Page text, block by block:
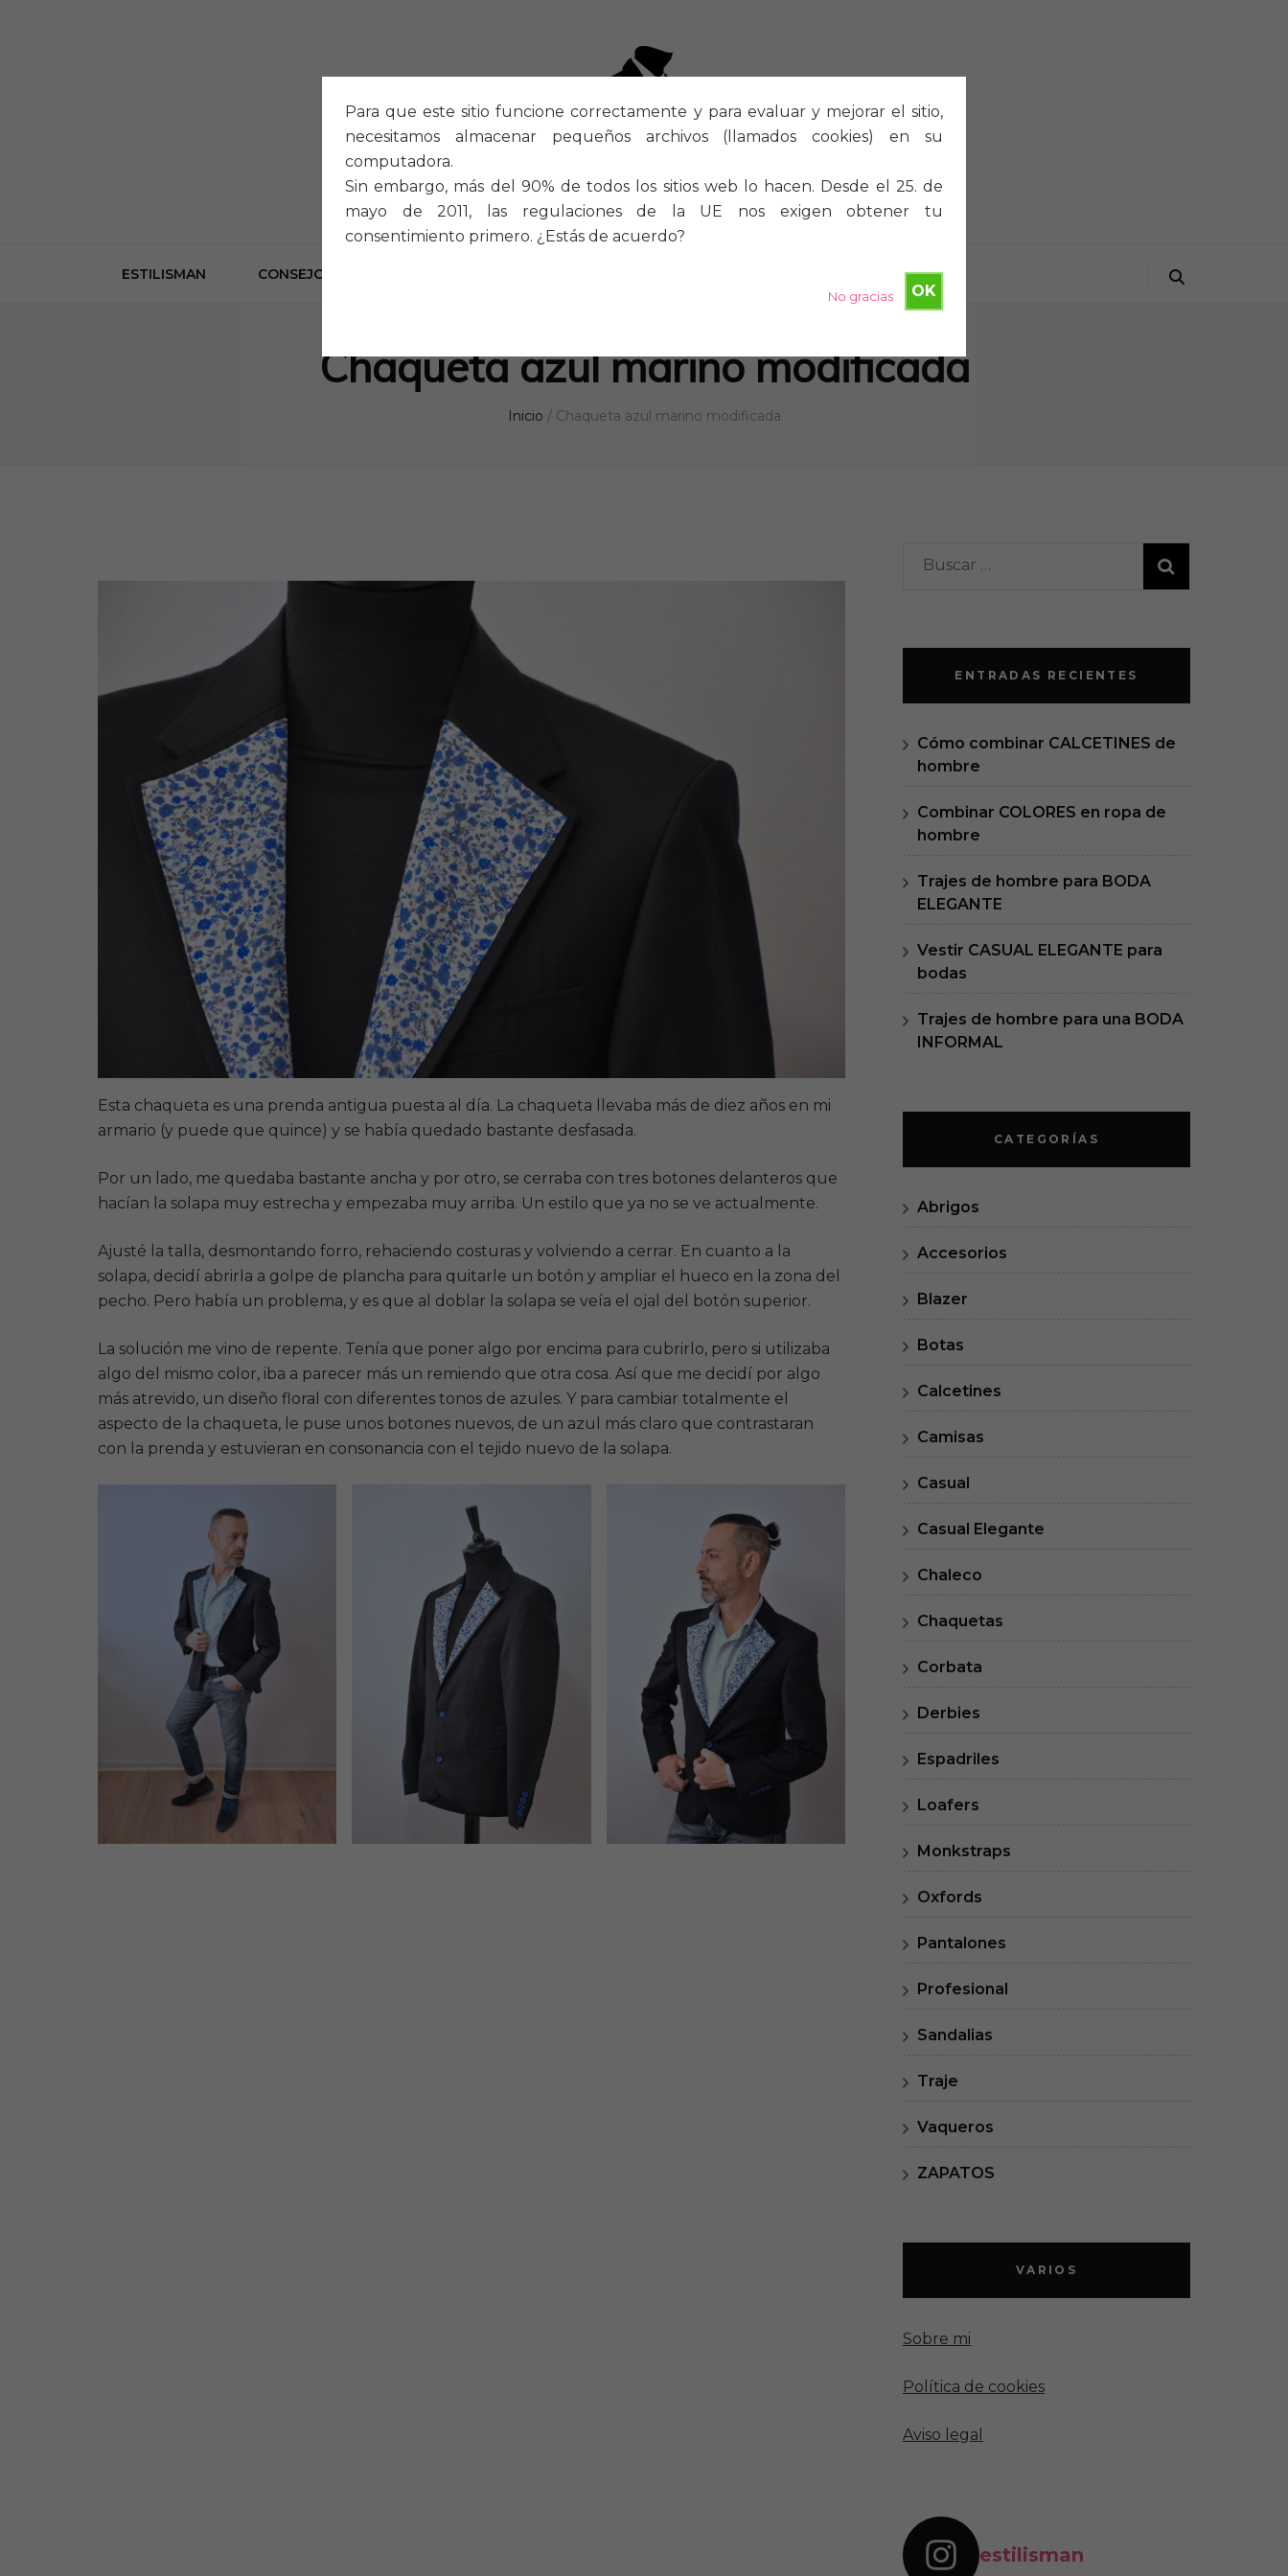
Para que este sitio funcione correctamente y para evaluar y mejorar el sitio,
necesitamos almacenar pequeños archivos (llamados cookies) en su
computadora.
Sin embargo, más del 90% de todos los sitios web lo hacen. Desde el 25. de
mayo de 2011, las regulaciones de la UE nos exigen obtener tu
consentimiento primero. ¿Estás de acuerdo?
OK
No gracias
ESTILISMAN CONSEJOS
Chaqueta azul marino modificada
Inicio / Chaqueta azul marino modificada
Esta chaqueta es una prenda antigua puesta al día. La chaqueta llevaba más de diez años en mi
armario (y puede que quince) y se había quedado bastante desfasada.
Por un lado, me quedaba bastante ancha y por otro, se cerraba con tres botones delanteros que
hacían la solapa muy estrecha y empezaba muy arriba. Un estilo que ya no se ve actualmente.
Ajusté la talla, desmontando forro, rehaciendo costuras y volviendo a cerrar. En cuanto a la
solapa, decidí abrirla a golpe de plancha para quitarle un botón y ampliar el hueco en la zona del
pecho. Pero había un problema, y es que al doblar la solapa se veía el ojal del botón superior.
La solución me vino de repente. Tenía que poner algo por encima para cubrirlo, pero si utilizaba
algo del mismo color, iba a parecer más un remiendo que otra cosa. Así que me decidí por algo
más atrevido, un diseño floral con diferentes tonos de azules. Y para cambiar totalmente el
aspecto de la chaqueta, le puse unos botones nuevos, de un azul más claro que contrastaran
con la prenda y estuvieran en consonancia con el tejido nuevo de la solapa.
Buscar:
ENTRADAS RECIENTES
Cómo combinar CALCETINES de
hombre
Combinar COLORES en ropa de
hombre
Trajes de hombre para BODA
ELEGANTE
Vestir CASUAL ELEGANTE para
bodas
Trajes de hombre para una BODA
INFORMAL
CATEGORÍAS
Abrigos
Accesorios
Blazer
Botas
Calcetines
Camisas
Casual
Casual Elegante
Chaleco
Chaquetas
Corbata
Derbies
Espadriles
Loafers
Monkstraps
Oxfords
Pantalones
Profesional
Sandalias
Traje
Vaqueros
ZAPATOS
VARIOS
Sobre mi
Política de cookies
Aviso legal
estilisman